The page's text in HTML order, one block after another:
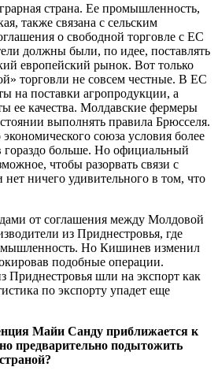
страна. Ее промышленность,
также связана с сельским
о свободной торговле с ЕС
должны были, по идее, поставлять
европейский рынок. Вот только
торговли не совсем честные. В ЕС
на поставки агропродукции, а
ее качества. Молдавские фермеры
выполнять правила Брюсселя.
союза условия более
гораздо больше. Но официальный
чтобы разорвать связи с
ничего удивительного в том, что
от соглашения между Молдовой
из Приднестровья, где
Но Кишинев изменил
подобные операции.
Приднестровья шли на экспорт как
по экспорту упадет еще
Майи Санду приближается к
предварительно подытожить